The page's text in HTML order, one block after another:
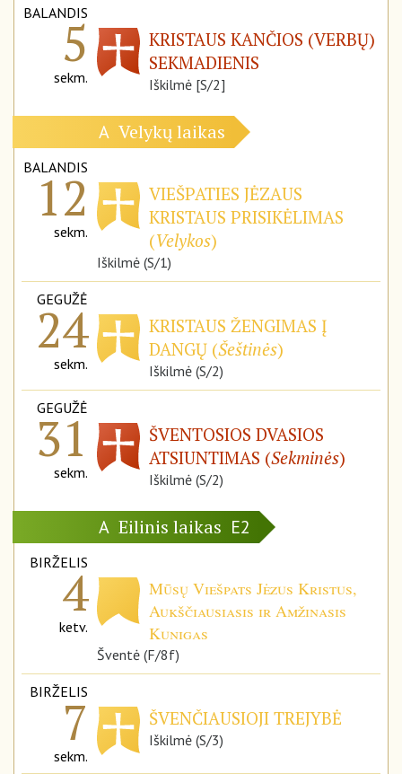
BALANDIS
5
sekm.
KRISTAUS KANČIOS (VERBŲ)
SEKMADIENIS
Iškilmė [S/2]
A Velykų laikas
BALANDIS
12
sekm.
VIEŠPATIES JĖZAUS
KRISTAUS PRISIKĖLIMAS
(Velykos)
Iškilmė (S/1)
GEGUŽĖ
24
sekm.
KRISTAUS ŽENGIMAS Į
DANGŲ (Šeštinės)
Iškilmė (S/2)
GEGUŽĖ
31
sekm.
ŠVENTOSIOS DVASIOS
ATSIUNTIMAS (Sekminės)
Iškilmė (S/2)
A Eilinis laikas E2
BIRŽELIS
4
ketv.
Mūsų Viešpats Jėzus Kristus,
Aukščiausiasis ir Amžinasis
Kunigas
Šventė (F/8f)
BIRŽELIS
7
sekm.
ŠVENČIAUSIOJI TREJYBĖ
Iškilmė (S/3)